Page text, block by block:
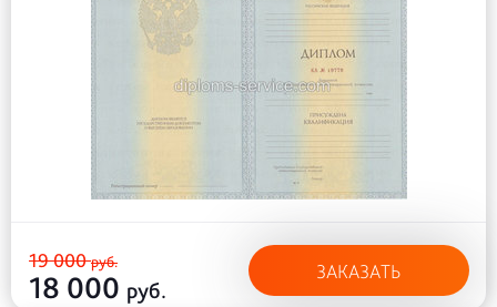
19 000руб.
18 000 руб.
ЗАКАЗАТЬ